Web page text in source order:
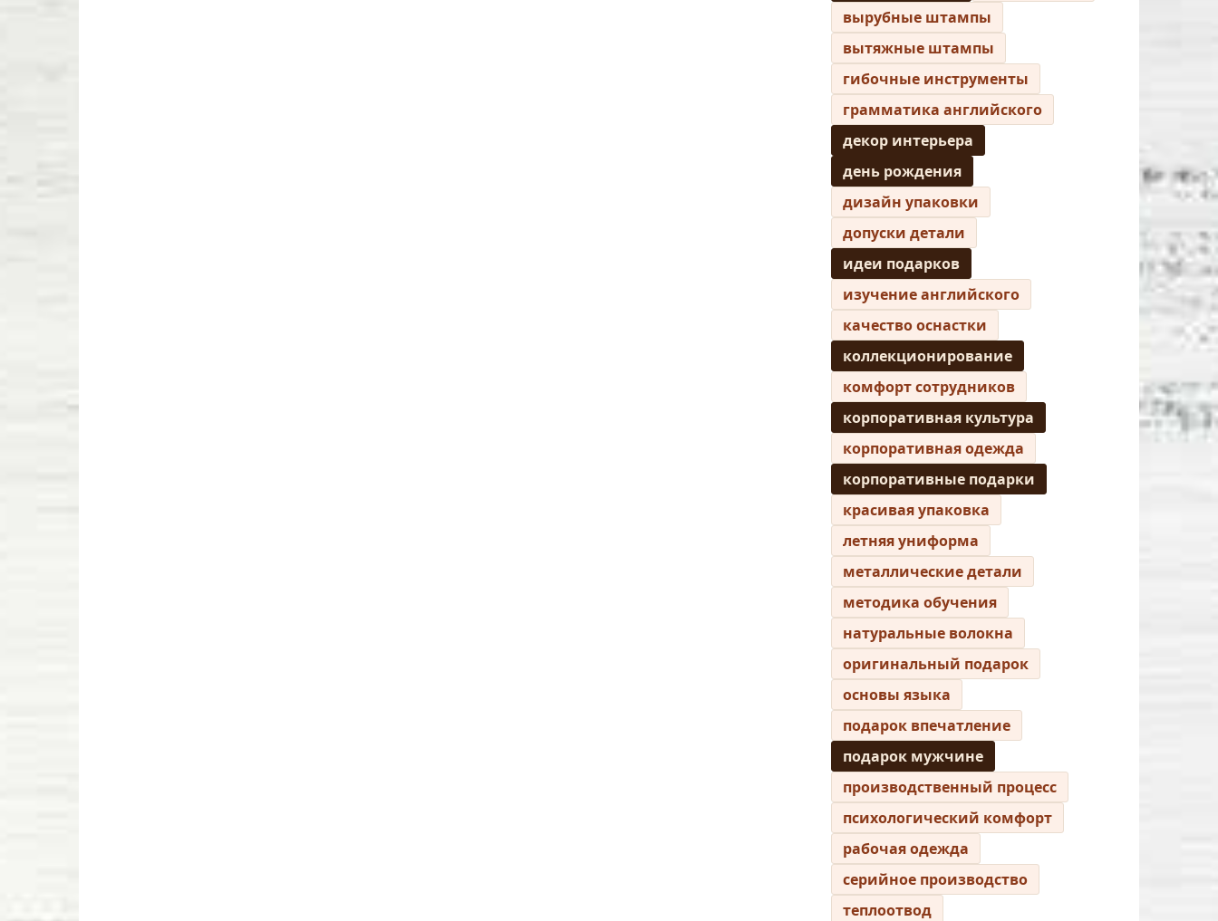
вырубные штампы
вытяжные штампы
гибочные инструменты
грамматика английского
декор интерьера
день рождения
дизайн упаковки
допуски детали
идеи подарков
изучение английского
качество оснастки
коллекционирование
комфорт сотрудников
корпоративная культура
корпоративная одежда
корпоративные подарки
красивая упаковка
летняя униформа
металлические детали
методика обучения
натуральные волокна
оригинальный подарок
основы языка
подарок впечатление
подарок мужчине
производственный процесс
психологический комфорт
рабочая одежда
серийное производство
теплоотвод